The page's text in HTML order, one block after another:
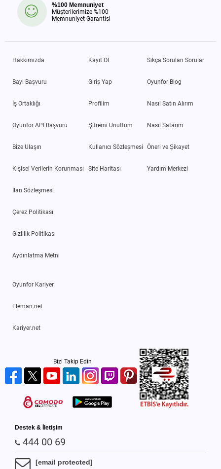
%100 Memnuniyet
Müşterilerimize %100
Memnuniyet Garantisi
Hakkımızda
Bayi Başvuru
İş Ortaklığı
Oyunfor API Başvuru
Bize Ulaşın
Kişisel Verilerin Korunması
İlan Sözleşmesi
Çerez Politikası
Gizlilik Politikası
Aydınlatma Metni
Kayıt Ol
Giriş Yap
Profilim
Şifremi Unuttum
Kullanıcı Sözleşmesi
Site Haritası
Sıkça Sorulan Sorular
Oyunfor Blog
Nasıl Satın Alırım
Nasıl Satarım
Öneri ve Şikayet
Yardım Merkezi
Oyunfor Kariyer
Eleman.net
Kariyer.net
Bizi Takip Edin
Destek & İletişim
444 00 69
[email protected]